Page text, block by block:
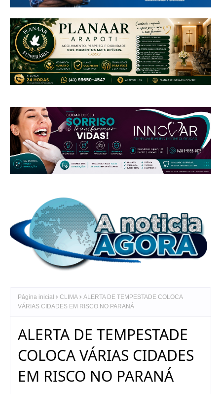
Página inicial CLIMA
ALERTA DE TEMPESTADE COLOCA
VÁRIAS CIDADES EM RISCO NO PARANÁ
ALERTA DE TEMPESTADE
COLOCA VÁRIAS CIDADES
EM RISCO NO PARANÁ